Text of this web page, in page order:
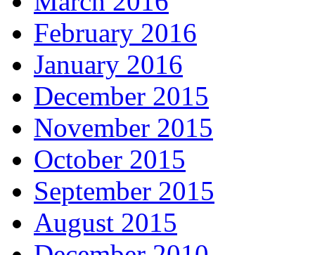
February 2016
January 2016
December 2015
November 2015
October 2015
September 2015
August 2015